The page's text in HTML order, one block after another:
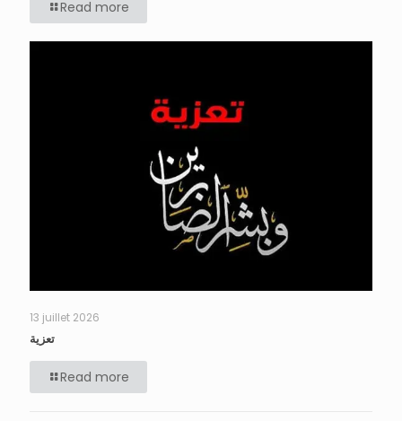
Read more
13 juillet 2026
تعزية
Read more